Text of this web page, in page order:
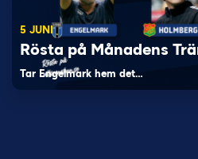
5 JUNI
Rösta på Månadens
Tar Engelmark hem det…